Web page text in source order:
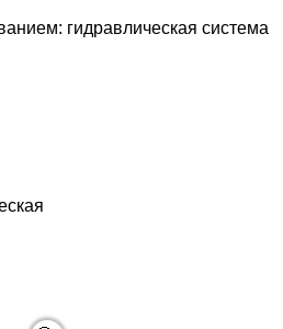
гидравлическая система